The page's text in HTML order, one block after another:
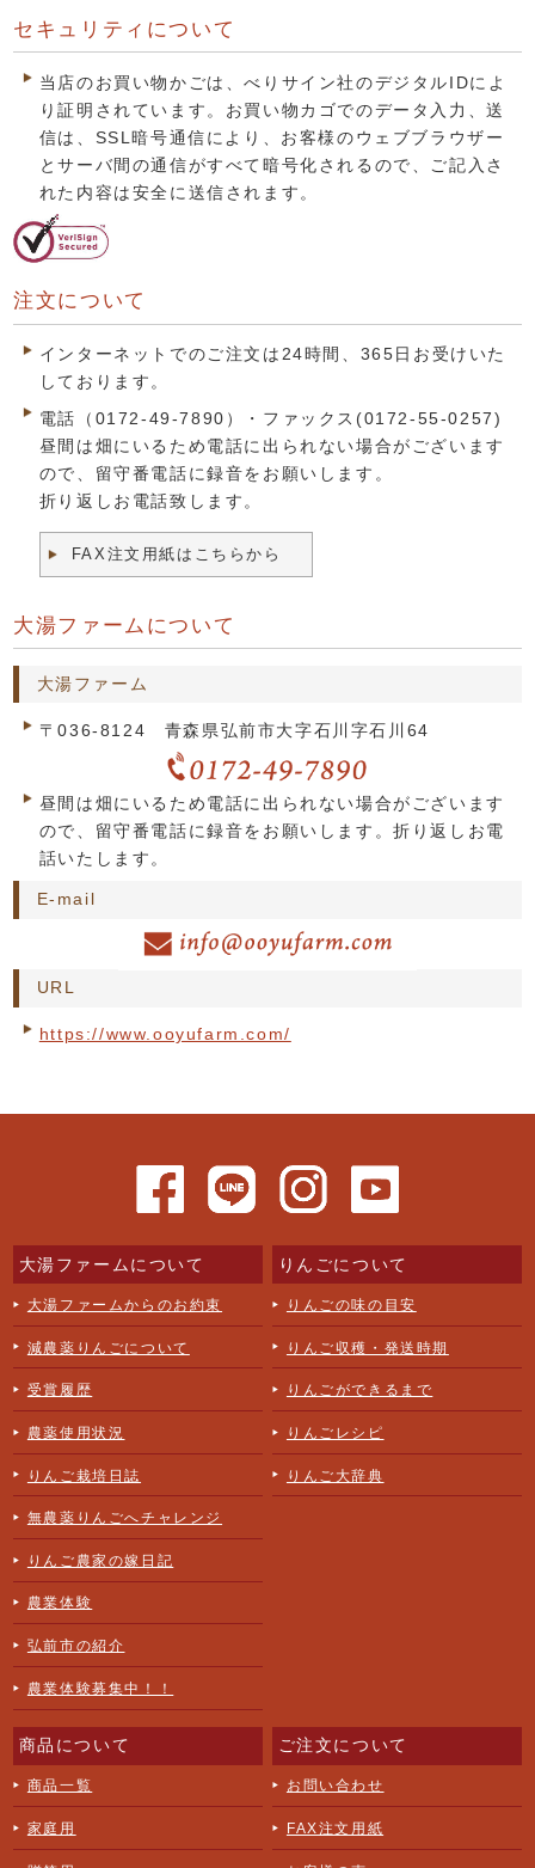
セキュリティについて
当店のお買い物かごは、べりサイン社のデジタルIDによ
り証明されています。お買い物カゴでのデータ入力、送
信は、SSL暗号通信により、お客様のウェブブラウザー
とサーバ間の通信がすべて暗号化されるので、ご記入さ
れた内容は安全に送信されます。
注文について
インターネットでのご注文は24時間、365日お受けいた
しております。
電話（0172-49-7890）・ファックス(0172-55-0257)
昼間は畑にいるため電話に出られない場合がございます
ので、留守番電話に録音をお願いします。
折り返しお電話致します。
FAX注文用紙はこちらから
大湯ファームについて
大湯ファーム
〒036-8124 青森県弘前市大字石川字石川64
昼間は畑にいるため電話に出られない場合がございます
ので、留守番電話に録音をお願いします。折り返しお電
話いたします。
E-mail
URL
https://www.ooyufarm.com/
大湯ファームについて
大湯ファームからのお約束
減農薬りんごについて
受賞履歴
農薬使用状況
りんご栽培日誌
無農薬りんごへチャレンジ
りんご農家の嫁日記
農業体験
弘前市の紹介
農業体験募集中！！
りんごについて
りんごの味の目安
りんご収穫・発送時期
りんごができるまで
りんごレシピ
りんご大辞典
商品について
商品一覧
家庭用
ご注文について
お問い合わせ
FAX注文用紙